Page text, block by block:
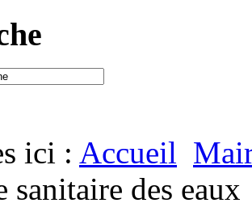
ici : Accueil
sanitaire des eaux